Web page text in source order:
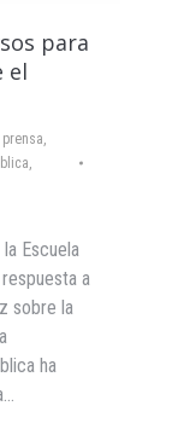
para
el
,
Escuela
a
sobre la
ha